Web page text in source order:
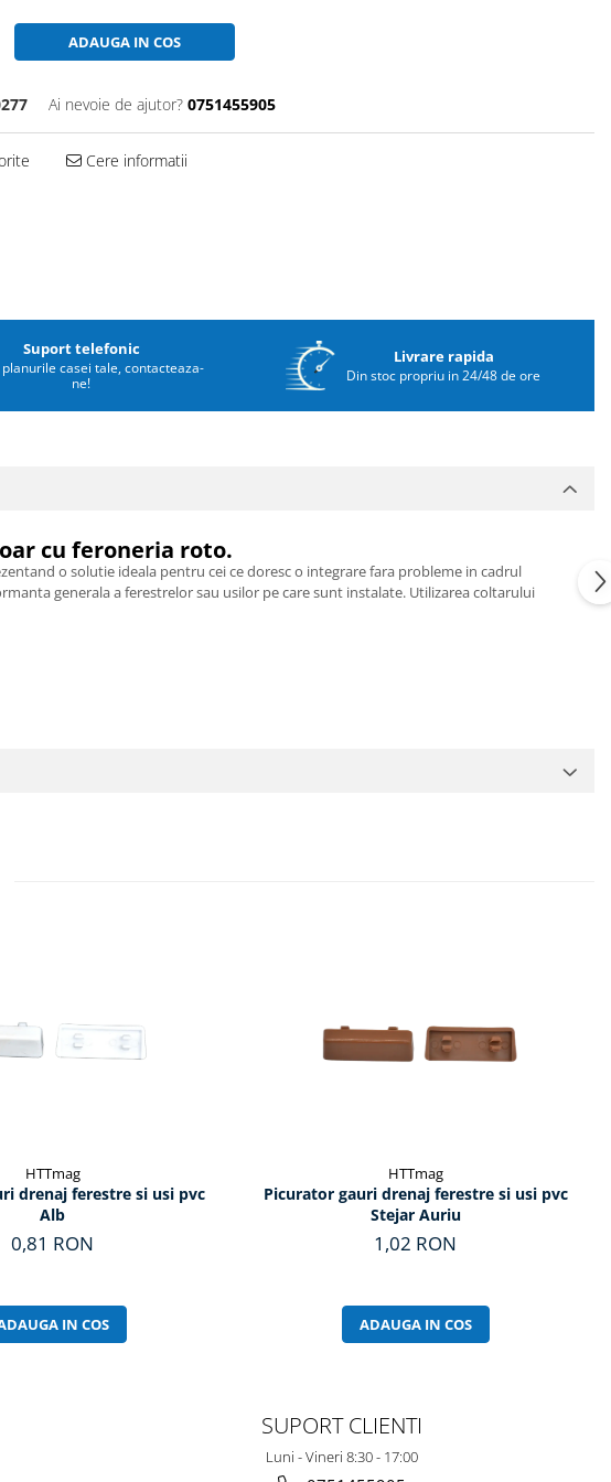
ADAUGA IN COS
Ai nevoie de ajutor? 0751455905
Cere informatii
Suport telefonic
casei tale, contacteaza-
ne!
Livrare rapida
Din stoc propriu in 24/48 de ore
cu feroneria roto.
o solutie ideala pentru cei ce doresc o integrare fara probleme in cadrul
generala a ferestrelor sau usilor pe care sunt instalate. Utilizarea coltarului
HTTmag
drenaj ferestre si usi pvc
Alb
0,81 RON
IN COS
HTTmag
Picurator gauri drenaj ferestre si usi pvc
Stejar Auriu
1,02 RON
ADAUGA IN COS
SUPORT CLIENTI
Luni - Vineri 8:30 - 17:00